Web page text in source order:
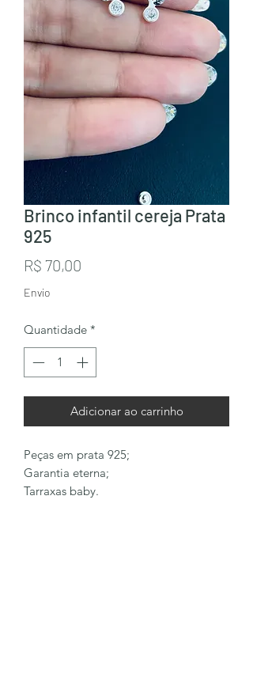
Brinco infantil cereja Prata
925
R$ 70,00
Envio
Quantidade *
Adicionar ao carrinho
Peças em prata 925;
Garantia eterna;
Tarraxas baby.